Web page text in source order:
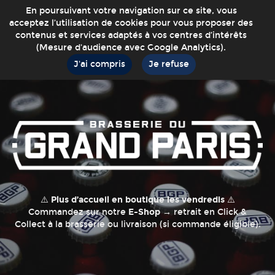
En poursuivant votre navigation sur ce site, vous
acceptez l’utilisation de cookies pour vous proposer des
contenus et services adaptés à vos centres d’intérêts
(Mesure d'audience avec Google Analytics).
J'ai compris
Je refuse
⚠️ Plus d’accueil en boutique les vendredis⚠️
Commandez sur notre E-Shop→ retrait en Click &
Collect à la brasserie ou livraison (si commande éligible).